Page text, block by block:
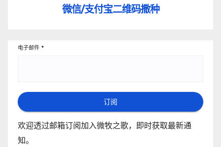
微信/支付宝二维码撒种
电子邮件 *
订阅
欢迎透过邮箱订阅加入微牧之歌，即时获取最新通
知。